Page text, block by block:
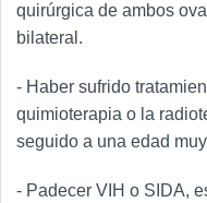
quirúrgica de ambos
bilateral.
- Haber sufrido
quimioterapia o la
seguido a una edad
- Padecer VIH o SIDA,